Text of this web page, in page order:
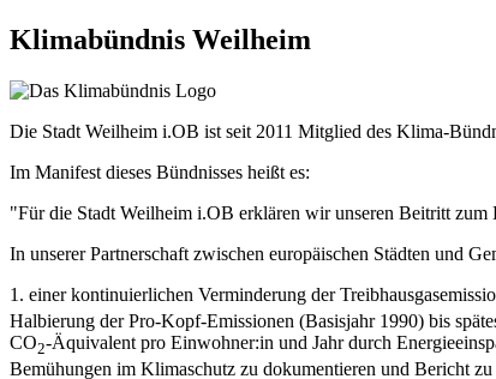
Klimabündnis Weilheim
Die Stadt Weilheim i.OB ist seit 2011 Mitglied des Klima-
Im Manifest dieses Bündnisses heißt es:
"Für die Stadt Weilheim i.OB erklären wir unseren Beitritt
In unserer Partnerschaft zwischen europäischen Städten und
1. einer kontinuierlichen Verminderung der
Halbierung der Pro-Kopf-Emissionen (Basisjahr 1990) bis
CO2-Äquivalent pro Einwohner:in und Jahr durch
Bemühungen im Klimaschutz zu dokumentieren und Bericht zu